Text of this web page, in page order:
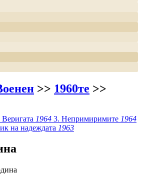
>> 1960те >>
Веригата 1964 3. Непримиримите 1964
на надеждата 1963